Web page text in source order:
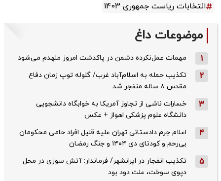
انتخابات ریاست جمهوری 1403
موضوعات داغ
1 مهمات عمل‌نکرده دشمن در پاکدشت امروز منهدم می‌شود
2
تکذیب حمله به اسلام‌آباد غرب/ گلوله توپ زمان دفاع
مقدس ۸ ساله منفجر شد
3
خسارات ناشی از تجاوز آمریکا به خوابگاه دانشجویی
دانشگاه علوم پزشکی اهواز + عکس
4
اعلام جرم دادستانی تهران علیه قلیل افراد حامی محکومان
بی‌رحم و کودتای دی‌ ۱۴۰۴ و جنگ رمضان
5
تکذیب ‌انفجار در ایرانشهر/ فرماندار: آتش سوزی در محل
دپوی سوخت، علت دود بود